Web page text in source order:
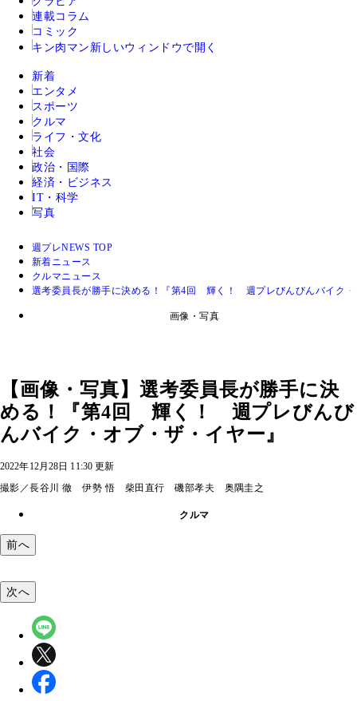
連載コラム
コミック
キン肉マン 新しいウィンドウで開く
新着
エンタメ
スポーツ
クルマ
ライフ・文化
社会
政治・国際
経済・ビジネス
IT・科学
写真
週プレNEWS TOP
新着ニュース
クルマニュース
選考委員長が勝手に決める！『第4回 輝く！ 週プレびんびんバイク・
画像・写真
【画像・写真】選考委員長が勝手に決
める！『第4回 輝く！ 週プレびんび
んバイク・オブ・ザ・イヤー』
2022年12月28日 11:30 更新
撮影／長谷川 徹 伊勢 悟 柴田直行 磯部孝夫 奥隅圭之
クルマ
前へ
次へ